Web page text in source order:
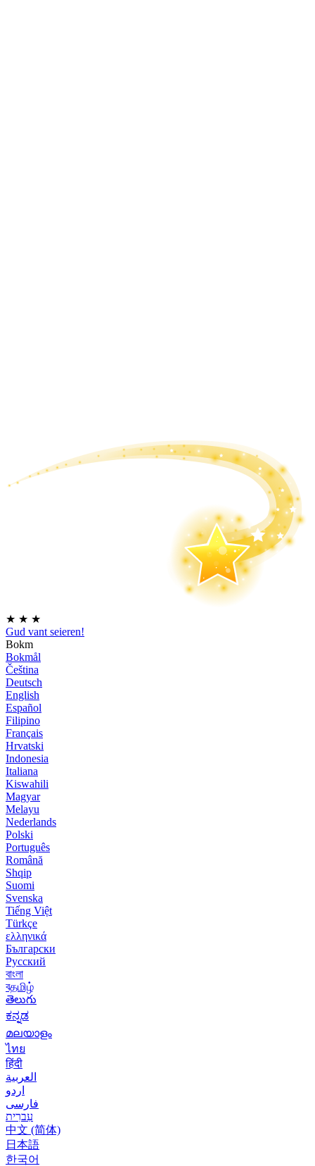
★ ★ ★
Gud vant seieren!
Bokm
Bokmål
Čeština
Deutsch
English
Español
Filipino
Français
Hrvatski
Indonesia
Italiana
Kiswahili
Magyar
Melayu
Nederlands
Polski
Português
Română
Shqip
Suomi
Svenska
Tiếng Việt
Türkçe
ελληνικά
Български
Русский
বাংলা
বதமிழ்
తెలుగు
ಕನ್ನಡ
മലയാളം
ไทย
हिंदी
العربية
اردو
فارسی
עִברִית
中文 (简体)
日本語
한국어